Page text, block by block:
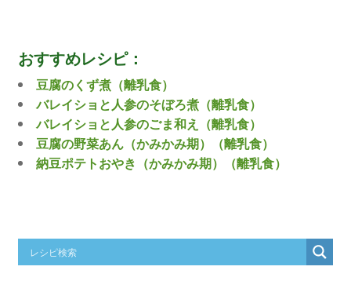
おすすめレシピ：
豆腐のくず煮（離乳食）
バレイショと人参のそぼろ煮（離乳食）
バレイショと人参のごま和え（離乳食）
豆腐の野菜あん（かみかみ期）（離乳食）
納豆ポテトおやき（かみかみ期）（離乳食）